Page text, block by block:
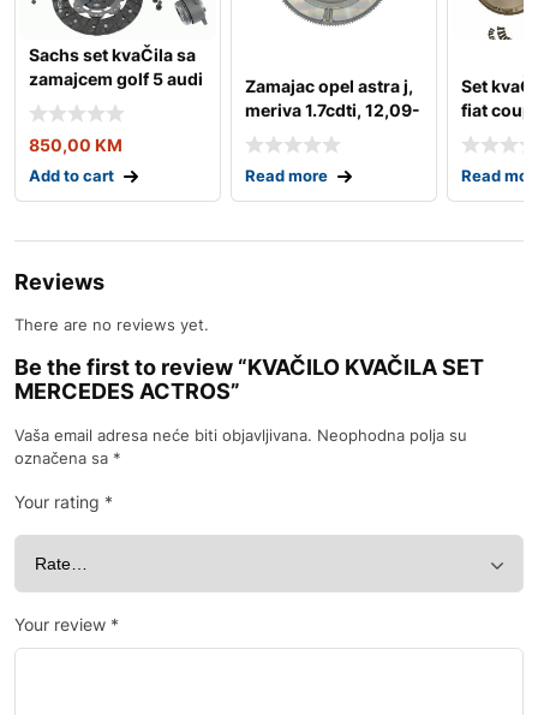
Sachs set kvaČila sa
zamajcem golf 5 audi
a3 passat b6 2
850,00 KM
Add to cart
Zamajac opel astra j,
meriva 1.7cdti, 12,09-
Read more
Set
fiat
doblo
Read
Reviews
There are no reviews yet.
Be the first to review “KVAČILO KVAČILA SET
MERCEDES ACTROS”
Vaša email adresa neće biti objavljivana. Neophodna polja su
označena sa *
Your rating *
Your review *